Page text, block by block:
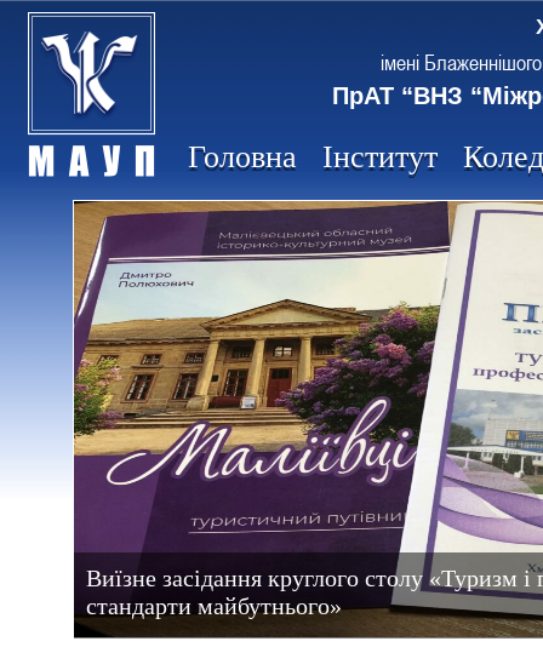
імені
ПрАТ “ВНЗ
Головна Інститут
Виїзне засідання круглого столу «Туризм і
стандарти майбутнього»